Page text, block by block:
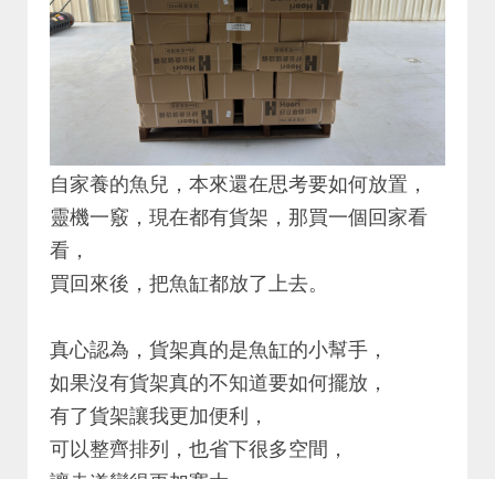
自家養的魚兒，本來還在思考要如何放置，
靈機一竅，現在都有貨架，那買一個回家看
看，
買回來後，把魚缸都放了上去。
真心認為，貨架真的是魚缸的小幫手，
如果沒有貨架真的不知道要如何擺放，
有了貨架讓我更加便利，
可以整齊排列，也省下很多空間，